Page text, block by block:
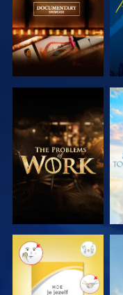
VERKEN DE
SERIE
KIJK